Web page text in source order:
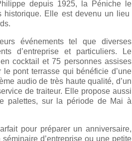
depuis 1925, la Péniche le
historique. Elle est devenu un lieu
événements tel que diverses
d’entreprise et particuliers. Le
cocktail et 75 personnes assises
pont terrasse qui bénéficie d’une
audio de très haute qualité, d’un
de traiteur. Elle propose aussi
palettes, sur la période de Mai à
pour préparer un anniversaire,
d’entreprise ou une petite